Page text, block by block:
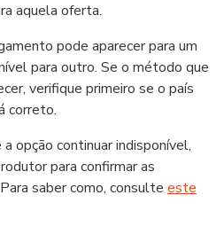
aquela oferta.
pode aparecer para um
para outro. Se o método que
verifique primeiro se o país
correto.
opção continuar indisponível,
para confirmar as
saber como, consulte este